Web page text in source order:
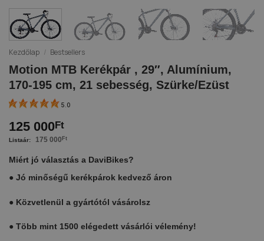
Kezdőlap / Bestsellers
Motion MTB Kerékpár , 29″, Alumínium,
170-195 cm, 21 sebesség, Szürke/Ezüst
5.0
125 000Ft
175 000 Ft
Miért jó választás a DaviBikes?
● Jó minőségű kerékpárok kedvező áron
● Közvetlenül a gyártótól vásárolsz
● Több mint 1500 elégedett vásárlói vélemény!